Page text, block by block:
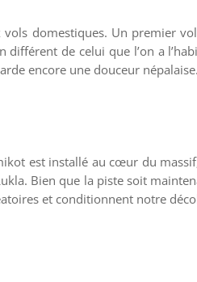
domestiques. Un premier
de celui que l’on a
encore une douceur népalaise.
est installé au cœur du
Bien que la piste soit
et conditionnent notre